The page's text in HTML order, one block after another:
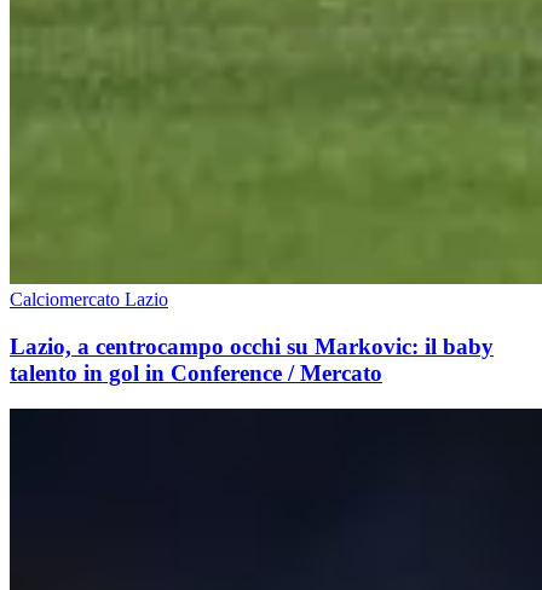
Calciomercato Lazio
Lazio, a centrocampo occhi su Markovic: il baby
talento in gol in Conference / Mercato